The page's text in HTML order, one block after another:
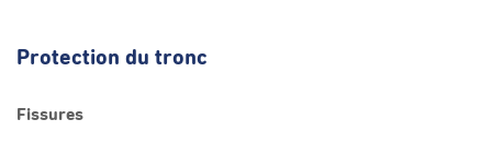
Protection du tronc
Fissures